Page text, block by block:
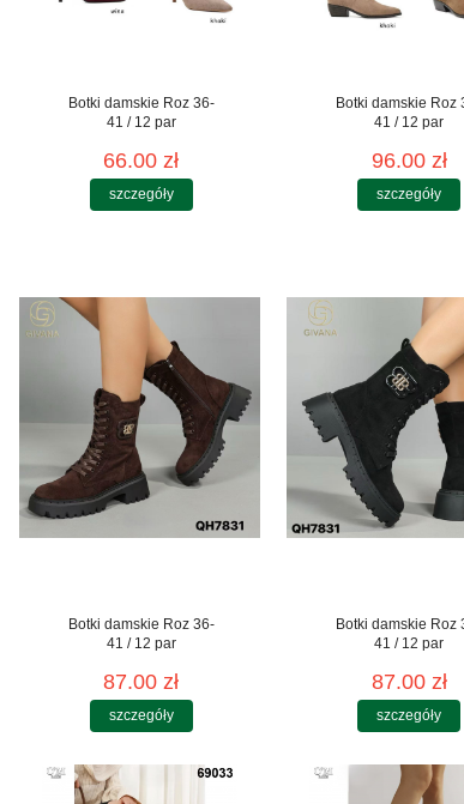
Botki damskie Roz 36-
41 / 12 par
66.00 zł
szczegóły
Botki damskie Roz
41 / 12 par
96.00 zł
szczegóły
Botki damskie Roz 36-
41 / 12 par
87.00 zł
szczegóły
Botki damskie Roz
41 / 12 par
87.00 zł
szczegóły